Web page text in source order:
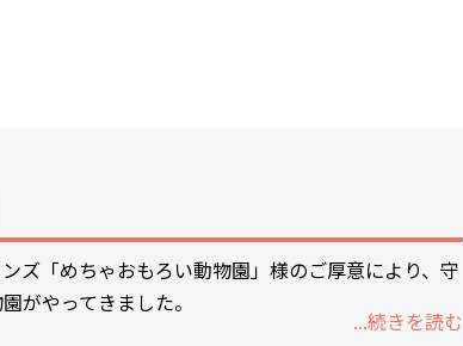
ズ「めちゃおもろい動物園」様のご厚意により、守
がやってきました。
...続きを読む